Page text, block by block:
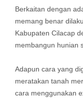
Berkaitan dengan
memang benar
Kabupaten Cilacap
membangun hunian
Adapun cara yang
meratakan tanah
cara menggunakan